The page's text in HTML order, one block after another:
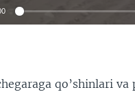
qo’shinlari